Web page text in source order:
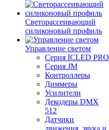
Светорассеивающий
силиконовый профиль
Управление светом
Серия ICLED PRO
Серия JM
Контроллеры
Диммеры
Усилители
Декодеры DMX
512
Датчики
движения, звука и